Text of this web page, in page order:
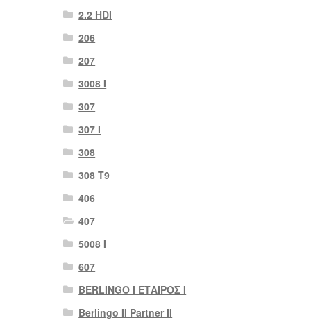
2.2 HDI
206
207
3008 Ι
307
307 Ι
308
308 Τ9
406
407
5008 Ι
607
BERLINGO I ΕΤΑΙΡΟΣ Ι
Berlingo II Partner II